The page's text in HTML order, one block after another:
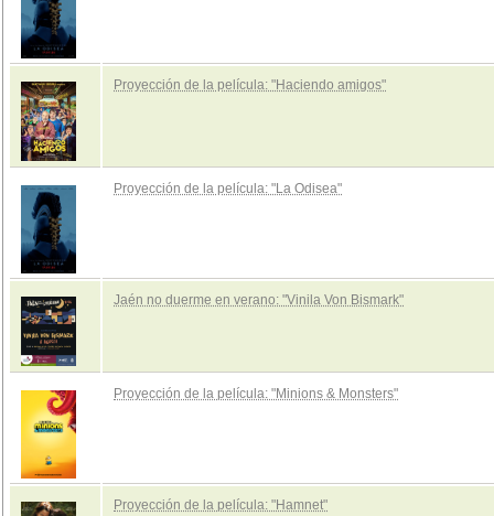
Proyección de la película: "Haciendo amigos"
Proyección de la película: "La Odisea"
Jaén no duerme en verano: "Vinila Von Bismark"
Proyección de la película: "Minions & Monsters"
Proyección de la película: "Hamnet"